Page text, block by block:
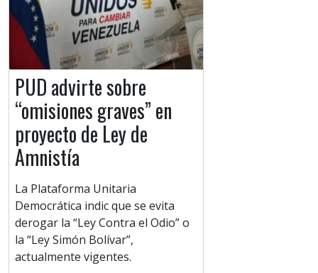
PUD advirte sobre
“omisiones graves” en
proyecto de Ley de
Amnistía
La Plataforma Unitaria
Democrática indic que se evita
derogar la “Ley Contra el Odio” o
la “Ley Simón Bolívar”,
actualmente vigentes.